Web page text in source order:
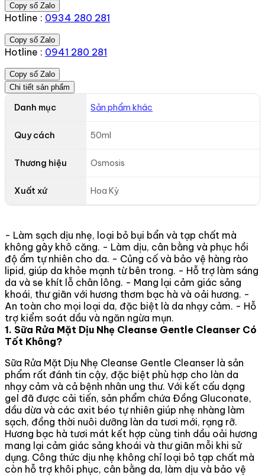
Copy số Zalo
Hotline : 0934 280 281
Copy số Zalo
Hotline : 0941 280 281
Copy số Zalo
Chi tiết sản phẩm
Danh mục Sản phẩm khác
Quy cách 50ml
Thương hiệu Osmosis
Xuất xứ Hoa Kỳ
- Làm sạch dịu nhẹ, loại bỏ bụi bẩn và tạp chất mà
không gây khô căng. - Làm dịu, cân bằng và phục hồi
độ ẩm tự nhiên cho da. - Củng cố và bảo vệ hàng rào
lipid, giúp da khỏe mạnh từ bên trong. - Hỗ trợ làm sáng
da và se khít lỗ chân lông. - Mang lại cảm giác sảng
khoái, thư giãn với hương thơm bạc hà và oải hương. -
An toàn cho mọi loại da, đặc biệt là da nhạy cảm. - Hỗ
trợ kiểm soát dầu và ngăn ngừa mụn.
1. Sữa Rửa Mặt Dịu Nhẹ Cleanse Gentle Cleanser Có
Tốt Không?
Sữa Rửa Mặt Dịu Nhẹ Cleanse Gentle Cleanser là sản
phẩm rất đánh tin cậy, đặc biệt phù hợp cho làn da
nhạy cảm và cả bệnh nhân ung thư. Với kết cấu dạng
gel đã được cải tiến, sản phẩm chứa Đồng Gluconate,
dầu dừa và các axit béo tự nhiên giúp nhẹ nhàng làm
sạch, đồng thời nuôi dưỡng làn da tươi mới, rạng rỡ.
Hương bạc hà tươi mát kết hợp cùng tinh dầu oải hương
mang lại cảm giác sảng khoái và thư giãn mỗi khi sử
dụng. Công thức dịu nhẹ không chỉ loại bỏ tạp chất mà
còn hỗ trợ khôi phục, cân bằng da, làm dịu và bảo vệ